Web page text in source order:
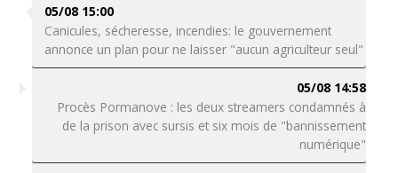
05/08 15:00
Canicules, sécheresse, incendies: le gouvernement
annonce un plan pour ne laisser "aucun agriculteur seul"
05/08 14:58
Procès Pormanove : les deux streamers condamnés à
de la prison avec sursis et six mois de "bannissement
numérique"